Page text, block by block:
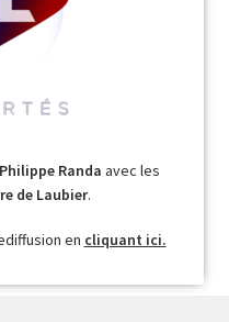
Philippe Randa avec les
de Laubier.
en cliquant ici.